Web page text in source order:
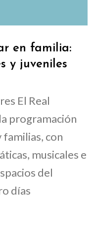
en familia:
y juveniles
El Real
programación
familias, con
musicales e
del
días